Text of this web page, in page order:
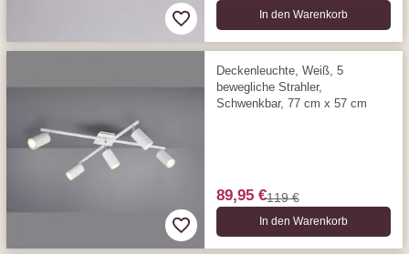
In den Warenkorb
Deckenleuchte, Weiß, 5
bewegliche Strahler,
Schwenkbar, 77 cm x 57 cm
89,95 €119 €
In den Warenkorb